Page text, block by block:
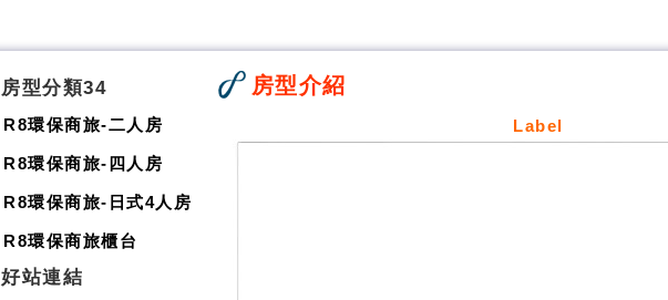
房型介紹
Label
房型分類34
R8環保商旅-二人房
R8環保商旅-四人房
R8環保商旅-日式4人房
R8環保商旅櫃台
好站連結